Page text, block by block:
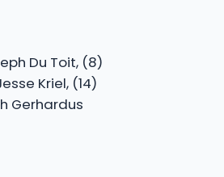
Du Toit, (8)
Kriel, (14)
Gerhardus